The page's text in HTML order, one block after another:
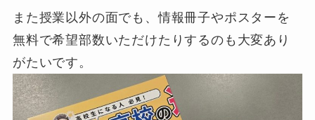
また授業以外の面でも、情報冊子やポスターを
無料で希望部数いただけたりするのも大変あり
がたいです。